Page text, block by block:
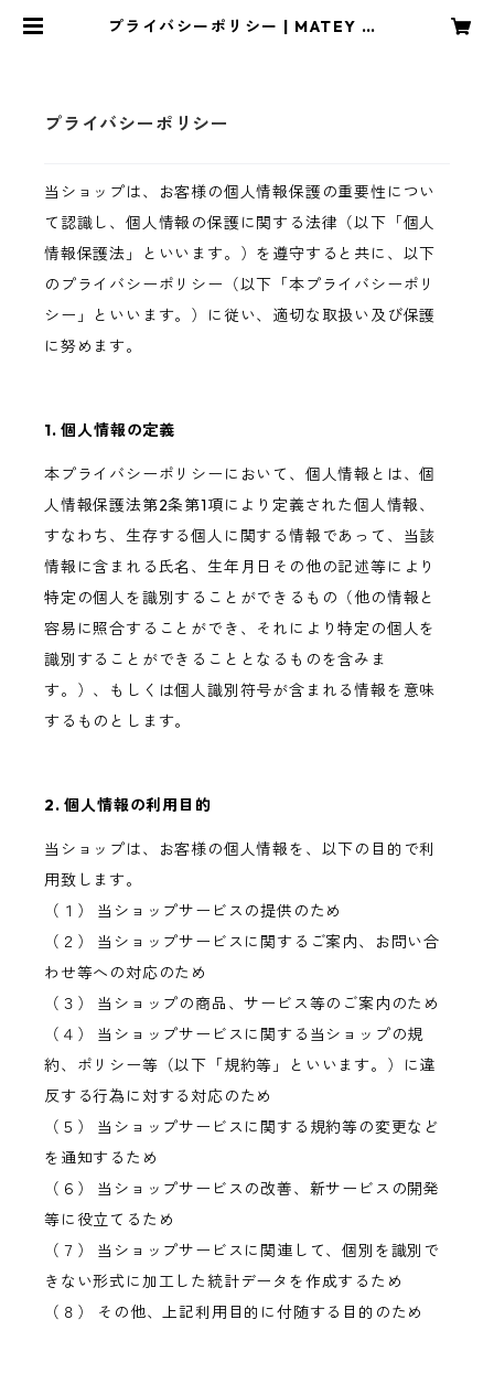
プライバシーポリシー | MATEY ST
プライバシーポリシー
当ショップは、お客様の個人情報保護の重要性につい
て認識し、個人情報の保護に関する法律（以下「個人
情報保護法」といいます。）を遵守すると共に、以下
のプライバシーポリシー（以下「本プライバシーポリ
シー」といいます。）に従い、適切な取扱い及び保護
に努めます。
1. 個人情報の定義
本プライバシーポリシーにおいて、個人情報とは、個
人情報保護法第2条第1項により定義された個人情報、
すなわち、生存する個人に関する情報であって、当該
情報に含まれる氏名、生年月日その他の記述等により
特定の個人を識別することができるもの（他の情報と
容易に照合することができ、それにより特定の個人を
識別することができることとなるものを含みま
す。）、もしくは個人識別符号が含まれる情報を意味
するものとします。
2. 個人情報の利用目的
当ショップは、お客様の個人情報を、以下の目的で利
用致します。
（１） 当ショップサービスの提供のため
（２） 当ショップサービスに関するご案内、お問い合
わせ等への対応のため
（３） 当ショップの商品、サービス等のご案内のため
（４） 当ショップサービスに関する当ショップの規
約、ポリシー等（以下「規約等」といいます。）に違
反する行為に対する対応のため
（５） 当ショップサービスに関する規約等の変更など
を通知するため
（６） 当ショップサービスの改善、新サービスの開発
等に役立てるため
（７） 当ショップサービスに関連して、個別を識別で
きない形式に加工した統計データを作成するため
（８） その他、上記利用目的に付随する目的のため